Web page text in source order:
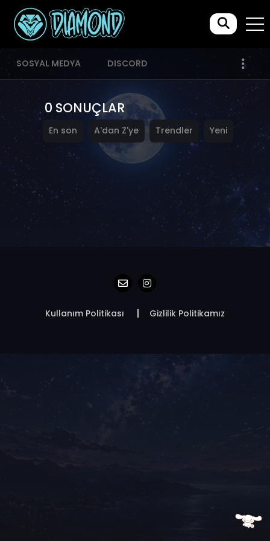
SOSYAL MEDYA DISCORD
0 SONUÇLAR
En son A'dan Z'ye Trendler Yeni
Kullanım Politikası Gizlilik Politikamız